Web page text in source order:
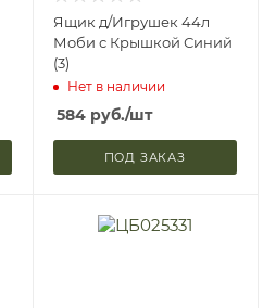
Ящик д/Игрушек 44л
Моби с Крышкой Синий
(3)
Нет в наличии
584руб./шт
ПОД ЗАКАЗ